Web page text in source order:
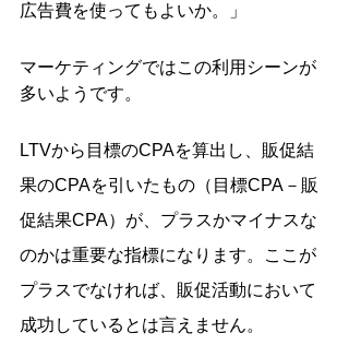
広告費を使ってもよいか。」
マーケティングではこの利用シーンが
多いようです。
LTVから目標のCPAを算出し、販促結
果のCPAを引いたもの（目標CPA－販
促結果CPA）が、プラスかマイナスな
のかは重要な指標になります。ここが
プラスでなければ、販促活動において
成功しているとは言えません。